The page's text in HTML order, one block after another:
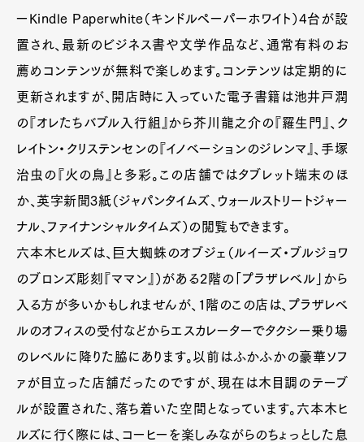
ーKindle Paperwhite（キンドルペーパーホワイト）4台が設
置され、最新のビジネス書や文学作品など、通常有料のお
薦めコンテンツが無料で楽しめます。コンテンツは定期的に
更新されますが、開店時に入っていた電子書籍は池井戸潤
の『オレたちバブル入行組』から芥川龍之介の『羅生門』、ク
レイトン・クリステンセンの『イノベーションのジレンマ』、手塚
治虫の『火の鳥』と多彩。この店舗ではタブレット端末のほ
か、英字新聞3紙（ジャパンタイムズ、ウォールストリートジャー
ナル、ファイナンシャルタイムズ）の閲覧もできます。
六本木ヒルズは、巨大蜘蛛のオブジェ（ルイーズ・ブルジョワ
のブロンズ彫刻『ママン』）がある2階の「プラザレベル」から
入る方が多いかもしれませんが、1階のこの店は、プラザレベ
ルのオフィスの受付などからエスカレーターでタクシー乗り場
のレベルに降りた脇にあります。以前はふかふかの豪華ソフ
ァが目立った店舗だったのですが、現在は木目調のテーブ
ルが設置された、落ち着いた空間となっています。六本木ヒ
ルズに行く際には、コーヒーを楽しみながらのちょっとした息